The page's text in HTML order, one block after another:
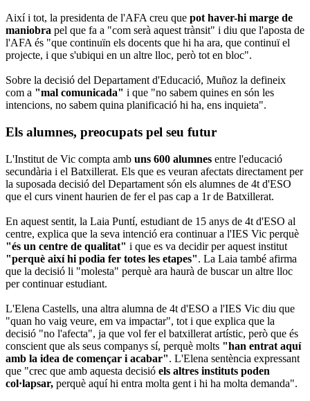
Així i tot, la presidenta de l'AFA creu que pot haver-hi marge de
maniobra pel que fa a "com serà aquest trànsit" i diu que l'aposta de
l'AFA és "que continuïn els docents que hi ha ara, que continuï el
projecte, i que s'ubiqui en un altre lloc, però tot en bloc".
Sobre la decisió del Departament d'Educació, Muñoz la defineix
com a "mal comunicada" i que "no sabem quines en són les
intencions, no sabem quina planificació hi ha, ens inquieta".
Els alumnes, preocupats pel seu futur
L'Institut de Vic compta amb uns 600 alumnes entre l'educació
secundària i el Batxillerat. Els que es veuran afectats directament per
la suposada decisió del Departament són els alumnes de 4t d'ESO
que el curs vinent haurien de fer el pas cap a 1r de Batxillerat.
En aquest sentit, la Laia Puntí, estudiant de 15 anys de 4t d'ESO al
centre, explica que la seva intenció era continuar a l'IES Vic perquè
"és un centre de qualitat" i que es va decidir per aquest institut
"perquè així hi podia fer totes les etapes". La Laia també afirma
que la decisió li "molesta" perquè ara haurà de buscar un altre lloc
per continuar estudiant.
L'Elena Castells, una altra alumna de 4t d'ESO a l'IES Vic diu que
"quan ho vaig veure, em va impactar", tot i que explica que la
decisió "no l'afecta", ja que vol fer el batxillerat artístic, però que és
conscient que als seus companys sí, perquè molts "han entrat aquí
amb la idea de començar i acabar". L'Elena sentència expressant
que "crec que amb aquesta decisió els altres instituts poden
col·lapsar, perquè aquí hi entra molta gent i hi ha molta demanda".